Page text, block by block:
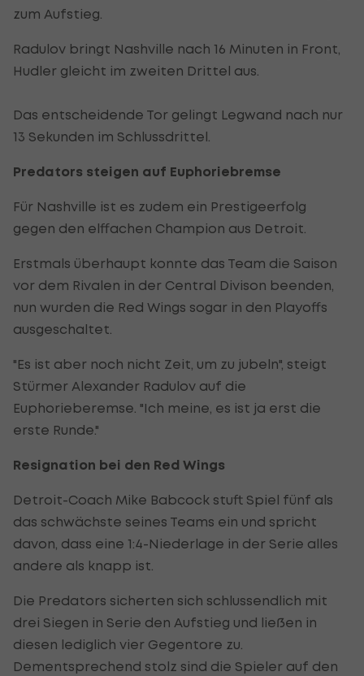
zum Aufstieg.
Radulov bringt Nashville nach 16 Minuten in Front,
Hudler gleicht im zweiten Drittel aus.
Das entscheidende Tor gelingt Legwand nach nur
13 Sekunden im Schlussdrittel.
Predators steigen auf Euphoriebremse
Für Nashville ist es zudem ein Prestigeerfolg
gegen den elffachen Champion aus Detroit.
Erstmals überhaupt konnte das Team die Saison
vor dem Rivalen in der Central Divison beenden,
nun wurden die Red Wings sogar in den Playoffs
ausgeschaltet.
"Es ist aber noch nicht Zeit, um zu jubeln", steigt
Stürmer Alexander Radulov auf die
Euphorieberemse. "Ich meine, es ist ja erst die
erste Runde."
Resignation bei den Red Wings
Detroit-Coach Mike Babcock stuft Spiel fünf als
das schwächste seines Teams ein und spricht
davon, dass eine 1:4-Niederlage in der Serie alles
andere als knapp ist.
Die Predators sicherten sich schlussendlich mit
drei Siegen in Serie den Aufstieg und ließen in
diesen lediglich vier Gegentore zu.
Dementsprechend stolz sind die Spieler auf den